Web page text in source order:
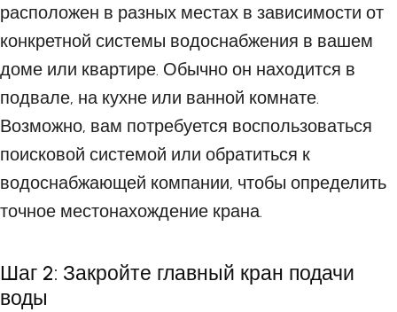
расположен в разных местах в зависимости от
конкретной системы водоснабжения в вашем
доме или квартире. Обычно он находится в
подвале, на кухне или ванной комнате.
Возможно, вам потребуется воспользоваться
поисковой системой или обратиться к
водоснабжающей компании, чтобы определить
точное местонахождение крана.
Шаг 2: Закройте главный кран подачи
воды